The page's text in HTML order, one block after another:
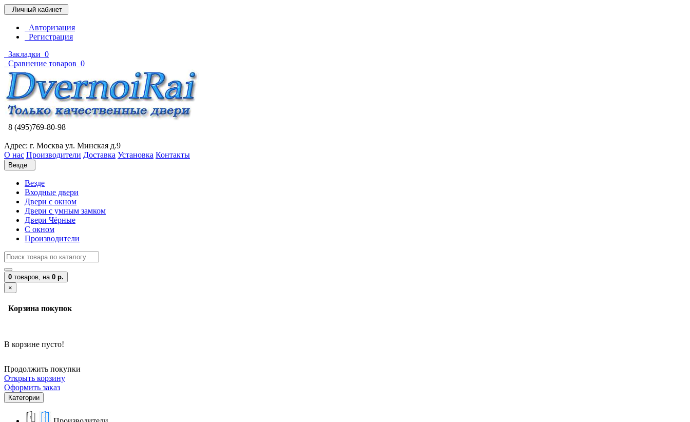
Личный кабинет
Авторизация
Регистрация
Закладки 0
Сравнение товаров 0
8 (495)769-80-98
Адрес: г. Москва ул. Минская д.9
О нас Производители Доставка Установка Контакты
Везде
Везде
Входные двери
Двери с окном
Двери с умным замком
Двери Чёрные
C окном
Производители
0 товаров, на 0 р.
×
Корзина покупок
В корзине пусто!
Продолжить покупки
Открыть корзину
Оформить заказ
Категории